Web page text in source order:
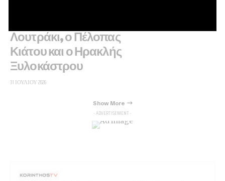
Λουτράκι, ο Πέλοπας
Κιάτου και ο Ηρακλής
Ξυλοκάστρου
31 ΙΟΥΛΊΟΥ 2026
Show More
- ADVERTISEMENT -